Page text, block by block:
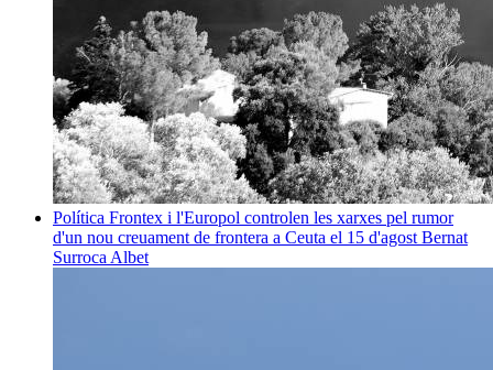
Política Frontex i l'Europol controlen les xarxes pel rumor
d'un nou creuament de frontera a Ceuta el 15 d'agost Bernat
Surroca Albet